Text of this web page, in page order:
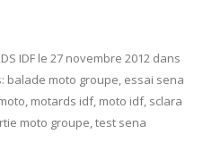
IDF le 27 novembre 2012 dans
balade moto groupe, essai sena
, motards idf, moto idf, sclara
moto groupe,test sena